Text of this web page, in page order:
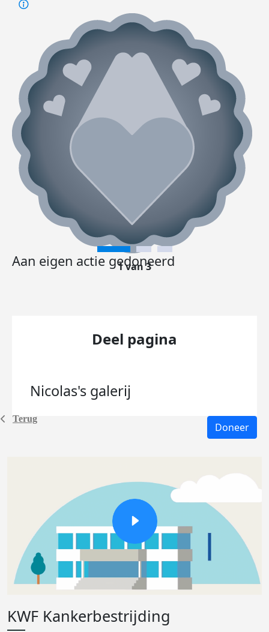
Terug
Aan eigen actie gedoneerd
1 van 3
Deel pagina
Nicolas's galerij
Doneer
KWF Kankerbestrijding